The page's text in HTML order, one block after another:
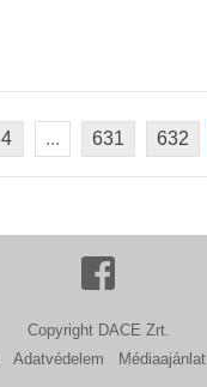
4 ... 631 632
Copyright DACE Zrt.
Adatvédelem Médiaajánlat